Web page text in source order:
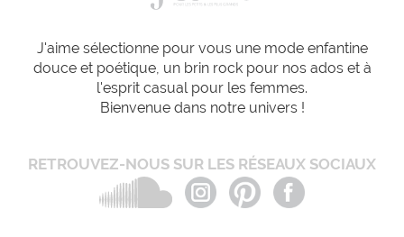
J'aime sélectionne pour vous une mode enfantine
douce et poétique, un brin rock pour nos ados et à
l'esprit casual pour les femmes.
Bienvenue dans notre univers !
RETROUVEZ-NOUS SUR LES RÉSEAUX SOCIAUX